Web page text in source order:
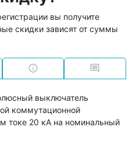
вы получите
скидки зависят от суммы
выключатель
коммутационной
токе 20 кА на номинальный